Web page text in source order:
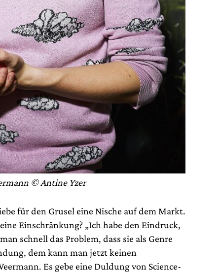
© Antine Yzer
für den Grusel eine Nische auf dem Markt.
Einschränkung? „Ich habe den Eindruck,
schnell das Problem, dass sie als Genre
dem kann man jetzt keinen
Es gebe eine Duldung von Science-